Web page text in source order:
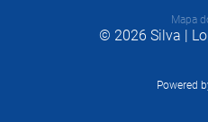
Mapa
© 2026 Silva |
Powered